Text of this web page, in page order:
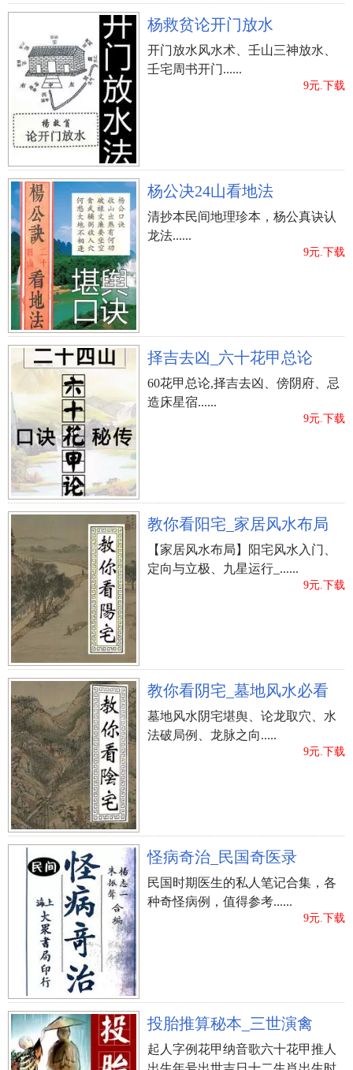
杨救贫论开门放水
开门放水风水术、壬山三神放水、
壬宅周书开门......
9元.下载
杨公决24山看地法
清抄本民间地理珍本，杨公真诀认
龙法......
9元.下载
择吉去凶_六十花甲总论
60花甲总论,择吉去凶、傍阴府、忌
造床星宿......
9元.下载
教你看阳宅_家居风水布局
【家居风水布局】阳宅风水入门、
定向与立极、九星运行_......
9元.下载
教你看阴宅_墓地风水必看
墓地风水阴宅堪舆、论龙取穴、水
法破局例、龙脉之向.....
9元.下载
怪病奇治_民国奇医录
民国时期医生的私人笔记合集，各
种奇怪病例，值得参考......
9元.下载
投胎推算秘本_三世演禽
起人字例花甲纳音歌六十花甲推人